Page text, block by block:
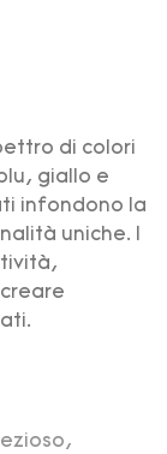
di colori
giallo e
infondono la
uniche. I